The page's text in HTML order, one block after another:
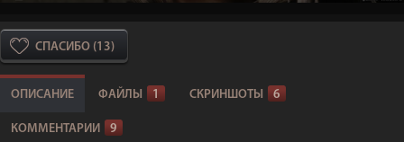
СПАСИБО (13)
ОПИСАНИЕ ФАЙЛЫ 1 СКРИНШОТЫ 6
КОММЕНТАРИИ 9